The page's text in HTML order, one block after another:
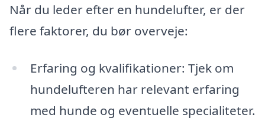
Når du leder efter en hundelufter, er der
flere faktorer, du bør overveje:
Erfaring og kvalifikationer: Tjek om
hundelufteren har relevant erfaring
med hunde og eventuelle specialiteter.